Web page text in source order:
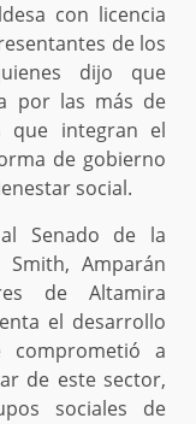
con licencia
de los
dijo que
por las más de
que integran el
de gobierno
social.
Senado de la
Smith, Amparán
de Altamira
el desarrollo
a
de este sector,
sociales de